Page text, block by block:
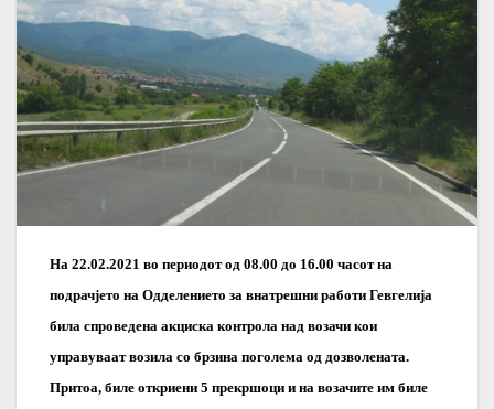
На 22.02.2021 во периодот од 08.00 до 16.00 часот на
подрачјето на Одделението за внатрешни работи Гевгелија
била спроведена акциска контрола над возачи кои
управуваат возила со брзина поголема од дозволената.
Притоа, биле откриени 5 прекршоци и на возачите им биле